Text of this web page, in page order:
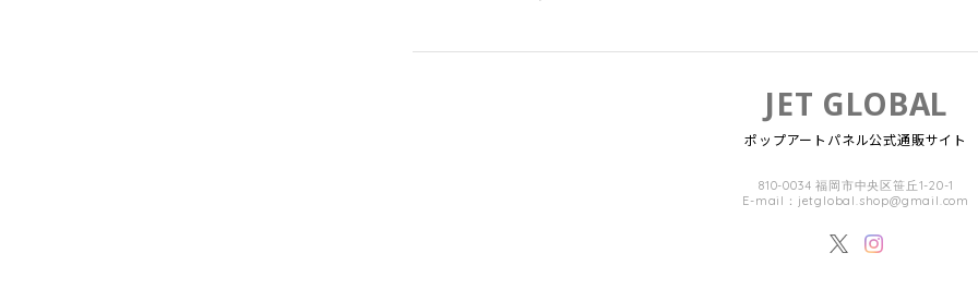
JET GLOBAL
ポップアートパネル公式通販サイト
810-0034 福岡市中央区笹丘1-20-1
E-mail： jetglobal.shop@gmail.com